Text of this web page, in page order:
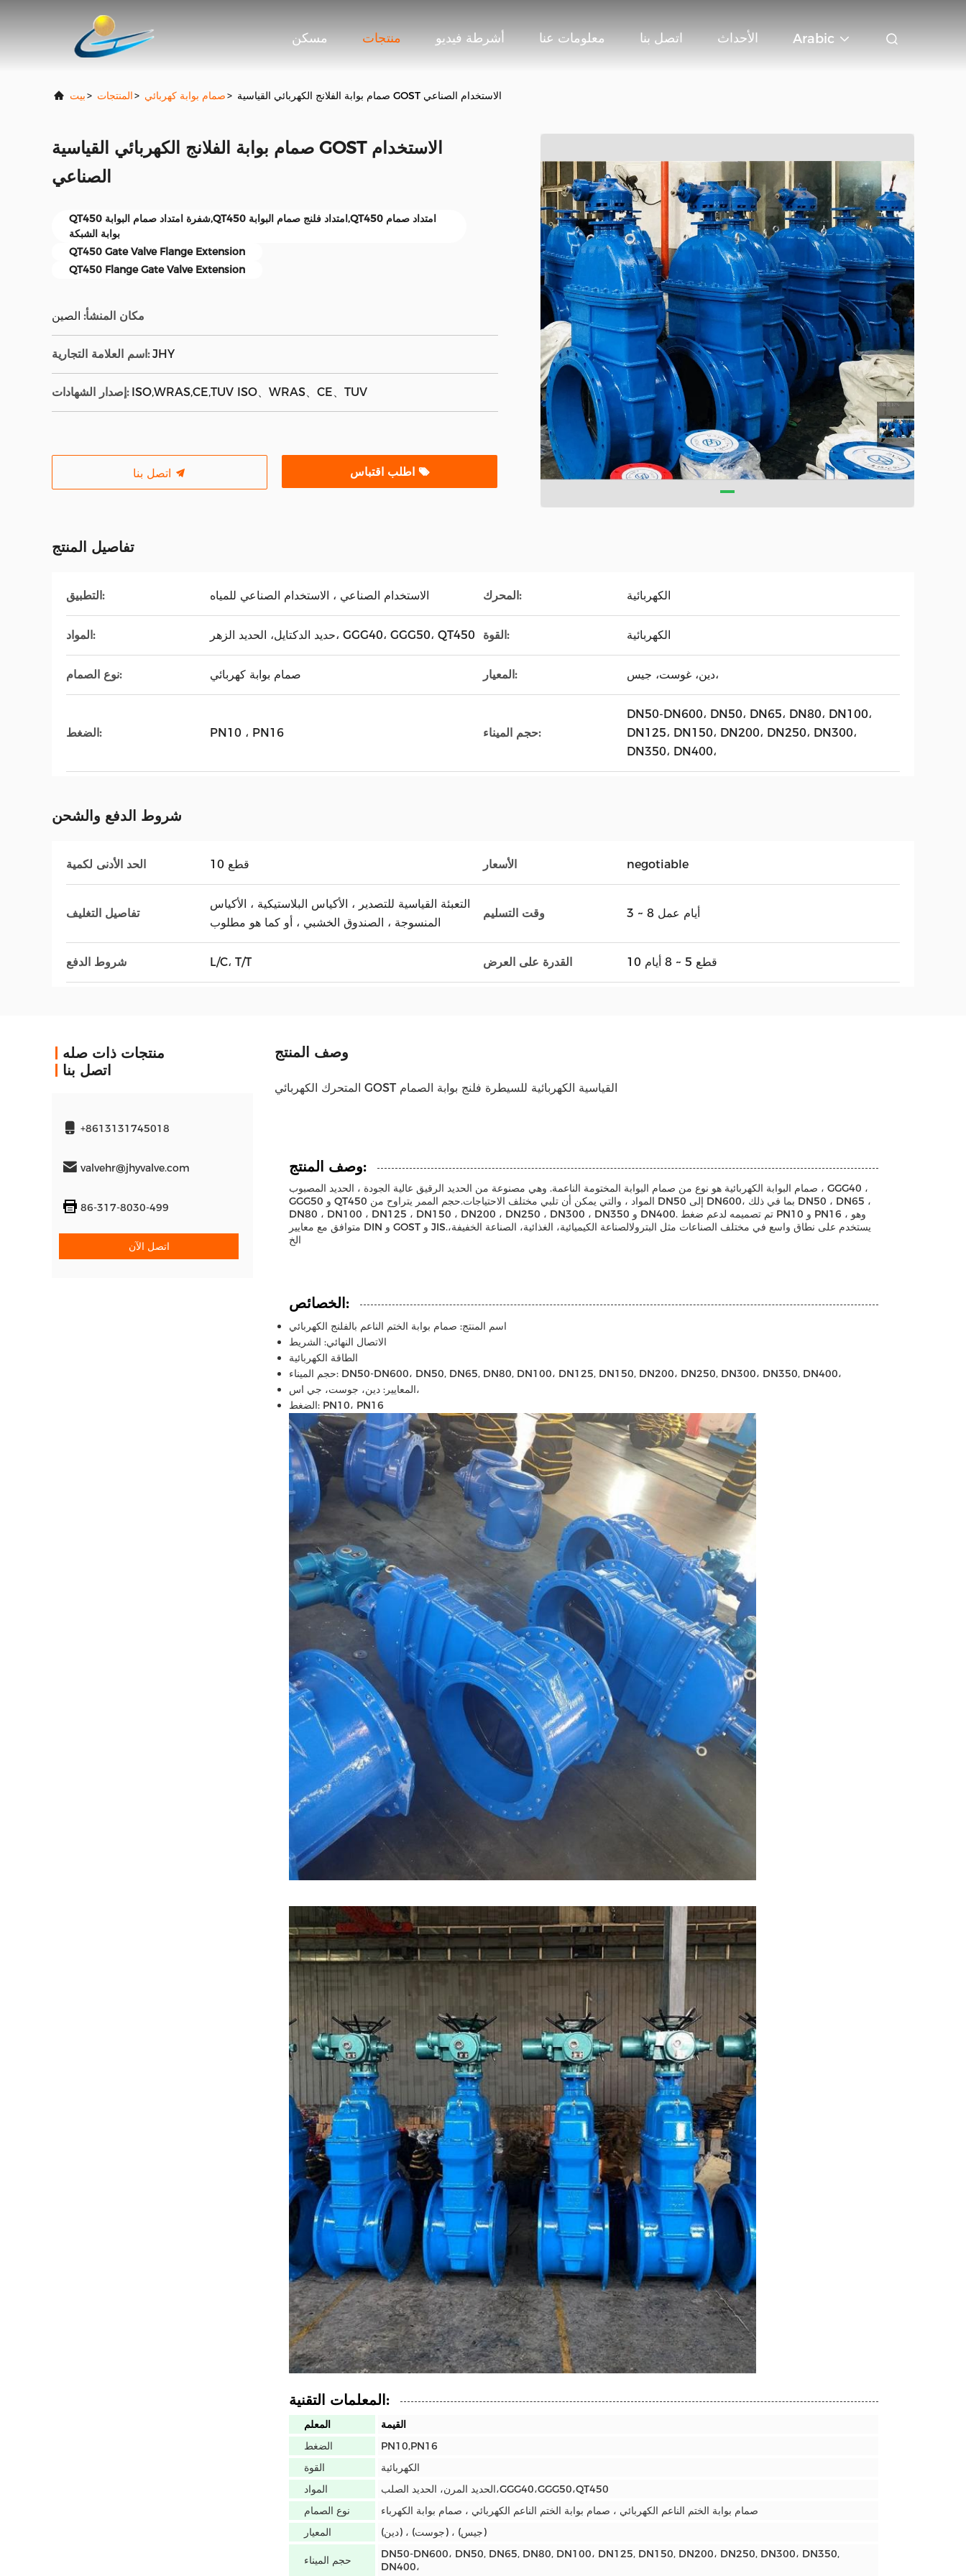
مسكن منتجات أشرطة فيديو معلومات عنا اتصل بنا الأحداث Arabic
بيت> المنتجات> صمام بوابة كهربائي> صمام بوابة الفلانج الكهربائي القياسية GOST الاستخدام الصناعي
صمام بوابة الفلانج الكهربائي القياسية GOST الاستخدام
الصناعي
QT450 شفرة امتداد صمام البوابة,QT450 امتداد فلنج صمام البوابة,QT450 امتداد صمام
بوابة الشبكة
QT450 Gate Valve Flange Extension
QT450 Flange Gate Valve Extension
مكان المنشأ: الصين
اسم العلامة التجارية: JHY
إصدار الشهادات: ISO,WRAS,CE,TUV ISO、WRAS、CE、TUV
اطلب اقتباس
تفاصيل المنتج
التطبيق: الاستخدام الصناعي ، الاستخدام الصناعي للمياه المحرك: الكهربائية
المواد: حديد الدكتايل، الحديد الزهر، GGG40، GGG50، QT450 القوة: الكهربائية
نوع الصمام: صمام بوابة كهربائي المعيار: دين، غوست، جيس،
الضغط: PN10 ، PN16 حجم الميناء:
DN50-DN600، DN50، DN65، DN80، DN100،
DN125، DN150، DN200، DN250، DN300،
DN350، DN400،
شروط الدفع والشحن
الحد الأدنى لكمية 10 قطع الأسعار negotiable
تفاصيل التغليف
التعبئة القياسية للتصدير ، الأكياس البلاستيكية ، الأكياس
المنسوجة ، الصندوق الخشبي ، أو كما هو مطلوب
وقت التسليم 3 ~ 8 أيام عمل
شروط الدفع L/C، T/T القدرة على العرض 10 قطع 5 ~ 8 أيام
منتجات ذات صله
اتصل بنا
+8613131745018
valvehr@jhyvalve.com
86-317-8030-499
اتصل الآن
وصف المنتج
المتحرك الكهربائي GOST القياسية الكهربائية للسيطرة فلنج بوابة الصمام
وصف المنتج:
صمام البوابة الكهربائية هو نوع من صمام البوابة المختومة الناعمة. وهي مصنوعة من الحديد الرقيق عالية الجودة ، الحديد المصبوب ، GGG40 ،
GGG50 و QT450 المواد ، والتي يمكن أن تلبي مختلف الاحتياجات.حجم الممر يتراوح من DN50 إلى DN600، بما في ذلك DN50 ، DN65 ،
DN80 ، DN100 ، DN125 ، DN150 ، DN200 ، DN250 ، DN300 ، DN350 و DN400. تم تصميمه لدعم ضغط PN10 و PN16 ، وهو
متوافق مع معايير DIN و GOST و JIS.يستخدم على نطاق واسع في مختلف الصناعات مثل البترولالصناعة الكيميائية، الغذائية، الصناعة الخفيفة،
الخ
الخصائص:
اسم المنتج: صمام بوابة الختم الناعم بالفلنج الكهربائي
الاتصال النهائي: الشريط
الطاقة الكهربائية
حجم الميناء: DN50-DN600، DN50, DN65, DN80, DN100، DN125, DN150, DN200، DN250, DN300، DN350, DN400،
المعايير: دين، جوست، جي اس،
الضغط: PN10، PN16
المعلمات التقنية:
المعلم
القيمة
الضغط
PN10,PN16
القوة
الكهربائية
المواد
الحديد المرن، الحديد الصلب،GGG40،GGG50،QT450
نوع الصمام
صمام بوابة الختم الناعم الكهربائي ، صمام بوابة الختم الناعم الكهربائي ، صمام بوابة الكهرباء
المعيار
(دين) ، (جوست) ، (جيس)
حجم الميناء
DN50-DN600، DN50, DN65, DN80, DN100، DN125, DN150, DN200، DN250, DN300، DN350,
DN400،